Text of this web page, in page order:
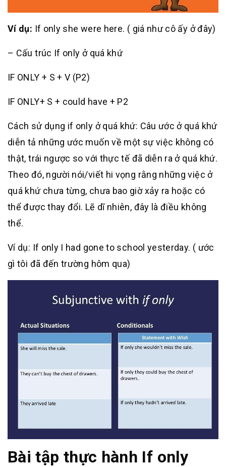
Ví dụ: If only she were here. ( giá như cô ấy ở đây)
– Cấu trúc If only ở quá khứ
IF ONLY + S + V (P2)
IF ONLY+ S + could have + P2
Cách sử dụng if only ở quá khứ: Câu ước ở quá khứ
diễn tả những ước muốn về một sự việc không có
thật, trái ngược so với thực tế đã diễn ra ở quá khứ.
Theo đó, người nói/viết hi vọng rằng những việc ở
quá khứ chưa từng, chưa bao giờ xảy ra hoặc có
thể được thay đổi. Lẽ dĩ nhiên, đây là điều không
thể.
Ví dụ: If only I had gone to school yesterday. ( ước
gì tôi đã đến trường hôm qua)
Bài tập thực hành If only